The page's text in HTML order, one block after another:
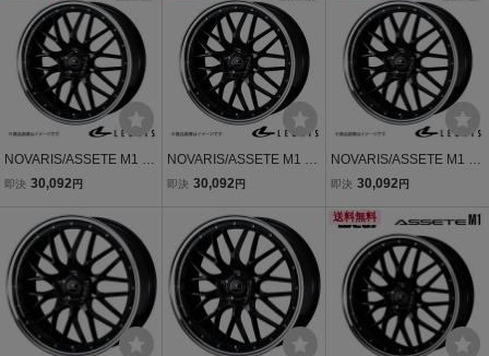
ッシュ [0041087]
NOVARIS/ASSETE M1 H
S 10系 アルミホイール1
ET45 BLACK/RIM POLIS
H】 0041087
即決 30,092 円
NOVARIS/ASSETE M1 R
Z M10系 アルミホイール1
ET35 BLACK/RIM POLIS
H】 0041086
即決 30,092 円
NOVARIS/ASSETE M1 E
S 10系 アルミホイール1
ET45 BLACK/RIM POLIS
H】 0041087
即決 30,092 円
送料無料